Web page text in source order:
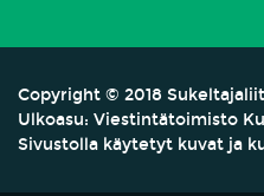
Copyright © 2018
Ulkoasu: Viestintätoimisto
Sivustolla käytetyt kuvat ja